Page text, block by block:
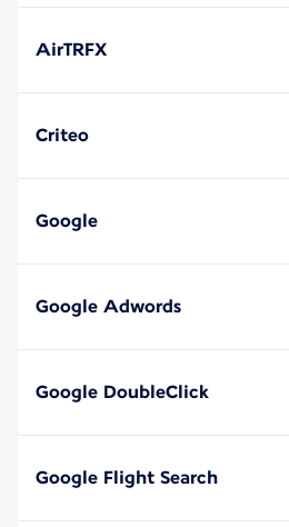
AirTRFX
Criteo
Google
Google Adwords
Google DoubleClick
Google Flight Search